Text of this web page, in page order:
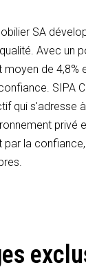
SA
Avec un
moyen de 4,8%
SIPA
qui s'adresse
la